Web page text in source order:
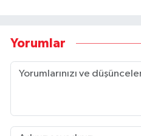
Yorumlar